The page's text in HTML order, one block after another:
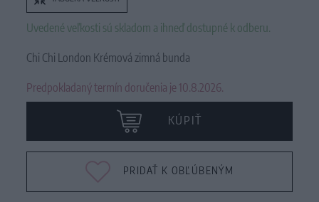
Uvedené veľkosti sú skladom a ihneď dostupné k odberu.
Chi Chi London Krémová zimná bunda
Predpokladaný termín doručenia je 10.8.2026.
KÚPIŤ
PRIDAŤ K OBĽÚBENÝM